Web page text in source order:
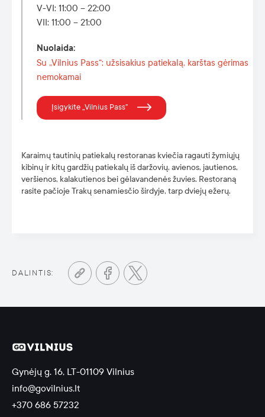
Karaimų tautinių patiekalų restoranas kviečia ragauti žymiųjų
kibinų ir kitų gardžių patiekalų iš daržovių, avienos, jautienos,
veršienos, kalakutienos bei gėlavandenės žuvies. Restoraną
rasite pačioje Trakų senamiesčio širdyje, tarp dviejų ežerų.
V-VI: 11:00 – 22:00
VII: 11:00 – 21:00
Nuolaida:
Su „Vilnius Pass“: užsisakius patiekalą, karštas gėrimas
nemokamai
Įsigykite „Vilnius Pass”
DALINTIS:
Gynėjų g. 16, LT-01109 Vilnius
info@govilnius.lt
+370 686 57232